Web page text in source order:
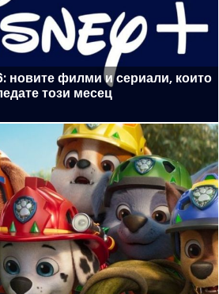
новите филми и сериали, които
този месец